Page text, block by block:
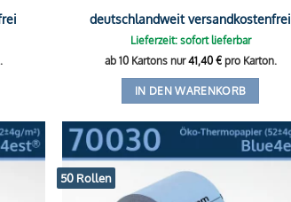
deutschlandweit versandkostenfrei
Lieferzeit: sofort lieferbar
ab 10 Kartons nur41,40 €pro Karton.
IN DEN WARENKORB
50 Rollen